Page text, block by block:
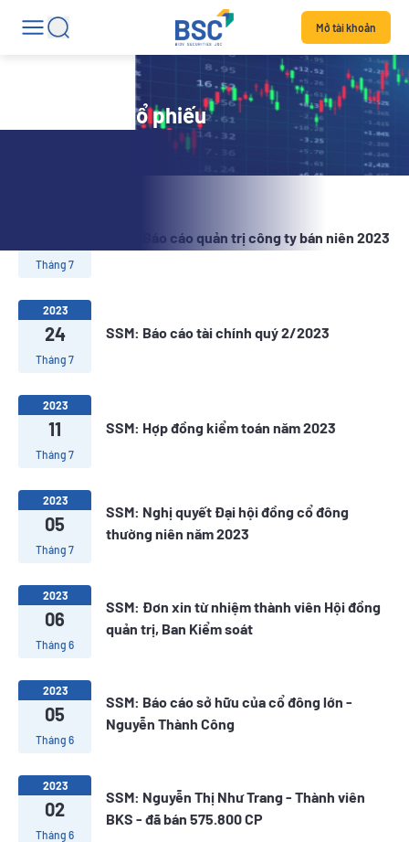
Mở tài khoản
Tin tức mã cổ phiếu
Tháng 7
SSM: Báo cáo quản trị công ty bán niên 2023
2023
24
Tháng 7
SSM: Báo cáo tài chính quý 2/2023
2023
11
Tháng 7
SSM: Hợp đồng kiểm toán năm 2023
2023
05
Tháng 7
SSM: Nghị quyết Đại hội đồng cổ đông
thường niên năm 2023
2023
06
Tháng 6
SSM: Đơn xin từ nhiệm thành viên Hội đồng
quản trị, Ban Kiểm soát
2023
05
Tháng 6
SSM: Báo cáo sở hữu của cổ đông lớn -
Nguyễn Thành Công
2023
02
Tháng 6
SSM: Nguyễn Thị Như Trang - Thành viên
BKS - đã bán 575.800 CP